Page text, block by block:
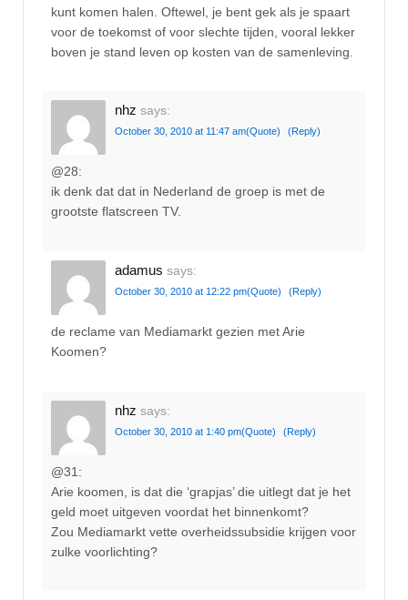
kunt komen halen. Oftewel, je bent gek als je spaart
voor de toekomst of voor slechte tijden, vooral lekker
boven je stand leven op kosten van de samenleving.
nhz says:
October 30, 2010 at 11:47 am(Quote) (Reply)
@28:
ik denk dat dat in Nederland de groep is met de
grootste flatscreen TV.
adamus says:
October 30, 2010 at 12:22 pm(Quote) (Reply)
de reclame van Mediamarkt gezien met Arie
Koomen?
nhz says:
October 30, 2010 at 1:40 pm(Quote) (Reply)
@31:
Arie koomen, is dat die ‘grapjas’ die uitlegt dat je het
geld moet uitgeven voordat het binnenkomt?
Zou Mediamarkt vette overheidssubsidie krijgen voor
zulke voorlichting?